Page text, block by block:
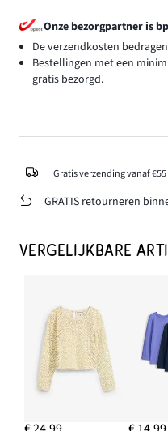
Onze bezorgpartner is
De verzendkosten
Bestellingen met een
gratis bezorgd.
Gratis verzending vanaf €55
GRATIS retourneren
VERGELIJKBARE